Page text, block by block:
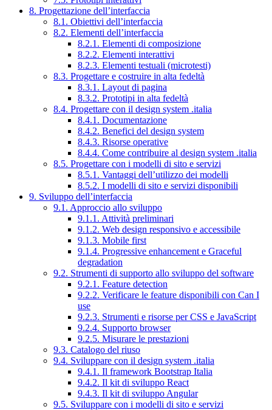
8. Progettazione dell’interfaccia
8.1. Obiettivi dell’interfaccia
8.2. Elementi dell’interfaccia
8.2.1. Elementi di composizione
8.2.2. Elementi interattivi
8.2.3. Elementi testuali (microtesti)
8.3. Progettare e costruire in alta fedeltà
8.3.1. Layout di pagina
8.3.2. Prototipi in alta fedeltà
8.4. Progettare con il design system .italia
8.4.1. Documentazione
8.4.2. Benefici del design system
8.4.3. Risorse operative
8.4.4. Come contribuire al design system .italia
8.5. Progettare con i modelli di sito e servizi
8.5.1. Vantaggi dell’utilizzo dei modelli
8.5.2. I modelli di sito e servizi disponibili
9. Sviluppo dell’interfaccia
9.1. Approccio allo sviluppo
9.1.1. Attività preliminari
9.1.2. Web design responsivo e accessibile
9.1.3. Mobile first
9.1.4. Progressive enhancement e Graceful
degradation
9.2. Strumenti di supporto allo sviluppo del software
9.2.1. Feature detection
9.2.2. Verificare le feature disponibili con Can I
use
9.2.3. Strumenti e risorse per CSS e JavaScript
9.2.4. Supporto browser
9.2.5. Misurare le prestazioni
9.3. Catalogo del riuso
9.4. Sviluppare con il design system .italia
9.4.1. Il framework Bootstrap Italia
9.4.2. Il kit di sviluppo React
9.4.3. Il kit di sviluppo Angular
9.5. Sviluppare con i modelli di sito e servizi